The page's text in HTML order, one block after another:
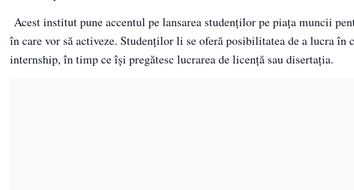
Acest institut pune accentul pe lansarea studenţilor pe piaţa muncii
în care vor să activeze. Studenţilor li se oferă posibilitatea de a lucra
internship, în timp ce îşi pregătesc lucrarea de licenţă sau disertaţia.